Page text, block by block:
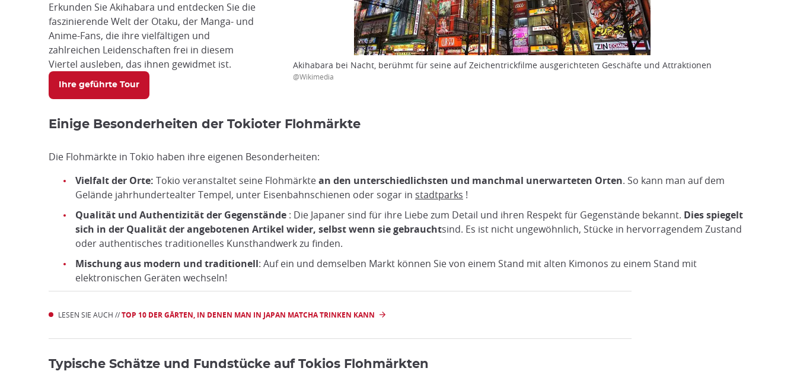
Erkunden Sie Akihabara und entdecken Sie die
faszinierende Welt der Otaku, der Manga- und
Anime-Fans, die ihre vielfältigen und
zahlreichen Leidenschaften frei in diesem
Viertel ausleben, das ihnen gewidmet ist.
Ihre geführte Tour
Akihabara bei Nacht, berühmt für seine auf Zeichentrickfilme ausgerichteten Geschäfte und Attraktionen
@Wikimedia
Einige Besonderheiten der Tokioter Flohmärkte
Die Flohmärkte in Tokio haben ihre eigenen Besonderheiten:
Vielfalt der Orte: Tokio veranstaltet seine Flohmärktean den unterschiedlichsten und manchmal unerwarteten Orten. So kann man auf dem
Gelände jahrhundertealter Tempel, unter Eisenbahnschienen oder sogar in stadtparks !
Qualität und Authentizität der Gegenstände : Die Japaner sind für ihre Liebe zum Detail und ihren Respekt für Gegenstände bekannt. Dies spiegelt
sich in der Qualität der angebotenen Artikel wider, selbst wenn sie gebrauchtsind. Es ist nicht ungewöhnlich, Stücke in hervorragendem Zustand
oder authentisches traditionelles Kunsthandwerk zu finden.
Mischung aus modern und traditionell: Auf ein und demselben Markt können Sie von einem Stand mit alten Kimonos zu einem Stand mit
elektronischen Geräten wechseln!
LESEN SIE AUCH //TOP 10 DER GÄRTEN, IN DENEN MAN IN JAPAN MATCHA TRINKEN KANN
Typische Schätze und Fundstücke auf Tokios Flohmärkten